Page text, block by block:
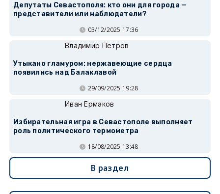
Депутаты Севастополя: кто они для города —
представители или наблюдатели?
03/12/2025 17:36
Владимир Петров
Утыкано гламуром: нержавеющие сердца
появились над Балаклавой
29/09/2025 19:28
Иван Ермаков
Избирательная игра в Севастополе выполняет
роль политического термометра
18/08/2025 13:48
В раздел